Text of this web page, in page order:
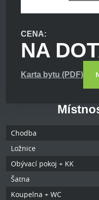
CENA:
NA
Karta bytu (PDF)
Chodba
Ložnice
Obývací pokoj + KK
Šatna
Koupelna + WC